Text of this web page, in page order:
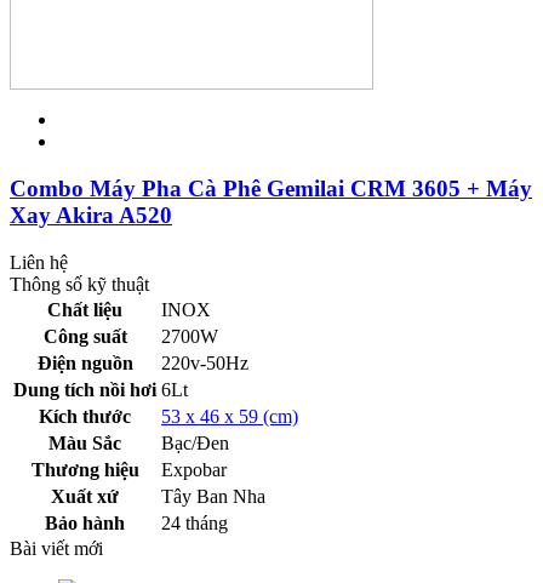
Combo Máy Pha Cà Phê Gemilai CRM 3605 + Máy
Xay Akira A520
Liên hệ
Thông số kỹ thuật
Chất liệu
INOX
Công suất
2700W
Điện nguồn
220v-50Hz
Dung tích nồi hơi 6Lt
Kích thước
53 x 46 x 59 (cm)
Màu Sắc
Bạc/Đen
Thương hiệu
Expobar
Xuất xứ
Tây Ban Nha
Bảo hành
24 tháng
Bài viết mới